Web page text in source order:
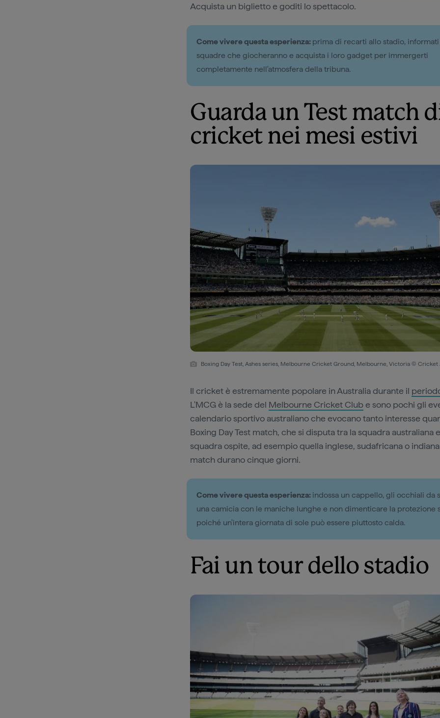
Acquista un biglietto e goditi lo spettacolo.
Come vivere questa esperienza: prima di recarti allo stadio,
squadre che giocheranno e acquista i loro gadget per immergerti
completamente nell'atmosfera della tribuna.
Guarda un Test match
cricket nei mesi estivi
Boxing Day Test, Ashes series, Melbourne Cricket Ground, Melbourne, Victoria © Cricket
Il cricket è estremamente popolare in Australia durante il
L'MCG è la sede del Melbourne Cricket Clube sono pochi gli
calendario sportivo australiano che evocano tanto interesse
Boxing Day Test match, che si disputa tra la squadra australiana
squadra ospite, ad esempio quella inglese, sudafricana o
match durano cinque giorni.
Come vivere questa esperienza: indossa un cappello, gli occhiali da
una camicia con le maniche lunghe e non dimenticare la protezione
poiché un'intera giornata di sole può essere piuttosto calda.
Fai un tour dello stadio